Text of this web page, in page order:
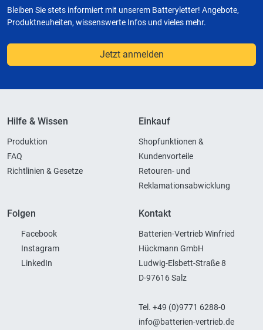
Bleiben Sie stets informiert mit unserem Batteryletter! Angebote,
Produktneuheiten, wissenswerte Infos und vieles mehr.
Jetzt anmelden
Hilfe & Wissen
Produktion
FAQ
Richtlinien & Gesetze
Einkauf
Shopfunktionen &
Kundenvorteile
Retouren- und
Reklamationsabwicklung
Folgen
Facebook
Instagram
LinkedIn
Kontakt
Batterien-Vertrieb Winfried
Hückmann GmbH
Ludwig-Elsbett-Straße 8
D-97616 Salz
Tel. +49 (0)9771 6288-0
info@batterien-vertrieb.de